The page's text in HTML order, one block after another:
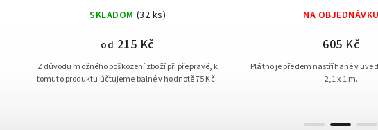
SKLADOM (32 ks)
od 215 Kč
Z důvodu možného poškození zboží při přepravě, k
tomuto produktu účtujeme balné v hodnotě 75 Kč.
NA OBJEDNÁVKU
605 Kč
Plátno je předem nastříhané v
2,1 x 1 m.